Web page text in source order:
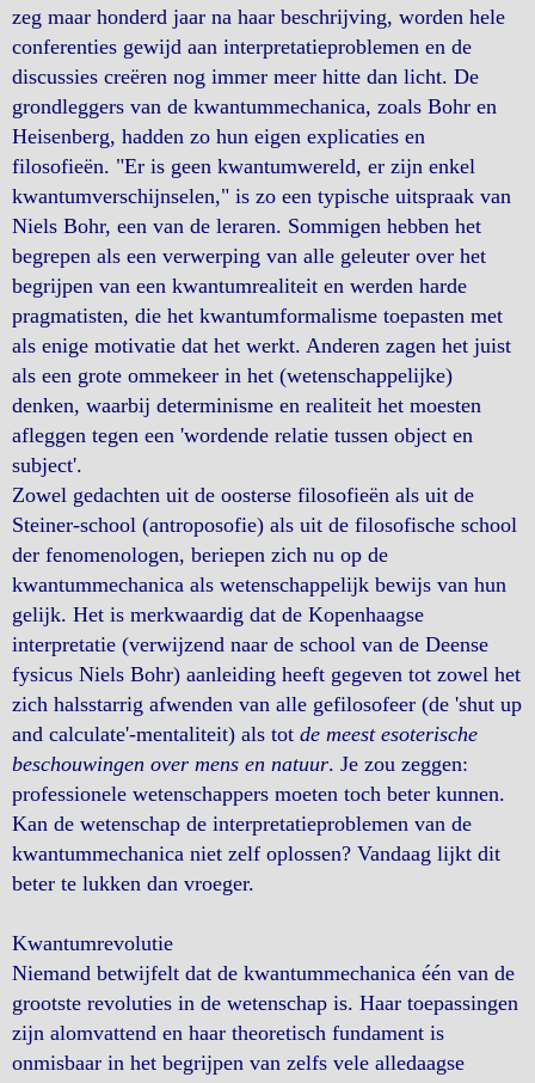
zeg maar honderd jaar na haar beschrijving, worden hele
conferenties gewijd aan interpretatieproblemen en de
discussies creëren nog immer meer hitte dan licht. De
grondleggers van de kwantummechanica, zoals Bohr en
Heisenberg, hadden zo hun eigen explicaties en
filosofieën. "Er is geen kwantumwereld, er zijn enkel
kwantumverschijnselen," is zo een typische uitspraak van
Niels Bohr, een van de leraren. Sommigen hebben het
begrepen als een verwerping van alle geleuter over het
begrijpen van een kwantumrealiteit en werden harde
pragmatisten, die het kwantumformalisme toepasten met
als enige motivatie dat het werkt. Anderen zagen het juist
als een grote ommekeer in het (wetenschappelijke)
denken, waarbij determinisme en realiteit het moesten
afleggen tegen een 'wordende relatie tussen object en
subject'.
Zowel gedachten uit de oosterse filosofieën als uit de
Steiner-school (antroposofie) als uit de filosofische school
der fenomenologen, beriepen zich nu op de
kwantummechanica als wetenschappelijk bewijs van hun
gelijk. Het is merkwaardig dat de Kopenhaagse
interpretatie (verwijzend naar de school van de Deense
fysicus Niels Bohr) aanleiding heeft gegeven tot zowel het
zich halsstarrig afwenden van alle gefilosofeer (de 'shut up
and calculate'-mentaliteit) als tot de meest esoterische
beschouwingen over mens en natuur. Je zou zeggen:
professionele wetenschappers moeten toch beter kunnen.
Kan de wetenschap de interpretatieproblemen van de
kwantummechanica niet zelf oplossen? Vandaag lijkt dit
beter te lukken dan vroeger.
Kwantumrevolutie
Niemand betwijfelt dat de kwantummechanica één van de
grootste revoluties in de wetenschap is. Haar toepassingen
zijn alomvattend en haar theoretisch fundament is
onmisbaar in het begrijpen van zelfs vele alledaagse